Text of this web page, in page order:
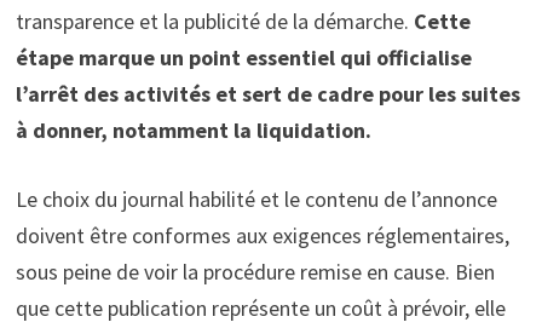
transparence et la publicité de la démarche. Cette
étape marque un point essentiel qui officialise
l’arrêt des activités et sert de cadre pour les suites
à donner, notamment la liquidation.
Le choix du journal habilité et le contenu de l’annonce
doivent être conformes aux exigences réglementaires,
sous peine de voir la procédure remise en cause. Bien
que cette publication représente un coût à prévoir, elle